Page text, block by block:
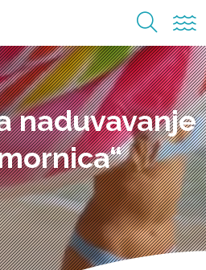
naduvavanje